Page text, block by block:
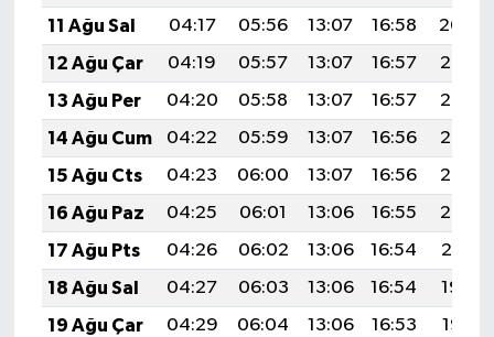
11 Ağu Sal
04:17 05:56 13:07 16:58
20:09
12 Ağu Çar
04:19 05:57 13:07 16:57
20:07
13 Ağu Per
04:20 05:58 13:07 16:57
20:06
14 Ağu Cum
04:22 05:59 13:07 16:56
20:05
15 Ağu Cts
04:23 06:00 13:07 16:56
20:03
16 Ağu Paz
04:25 06:01 13:06 16:55
20:02
17 Ağu Pts
04:26 06:02 13:06 16:54
20:01
18 Ağu Sal
04:27 06:03 13:06 16:54
19:59
19 Ağu Çar
04:29 06:04 13:06 16:53
19:58